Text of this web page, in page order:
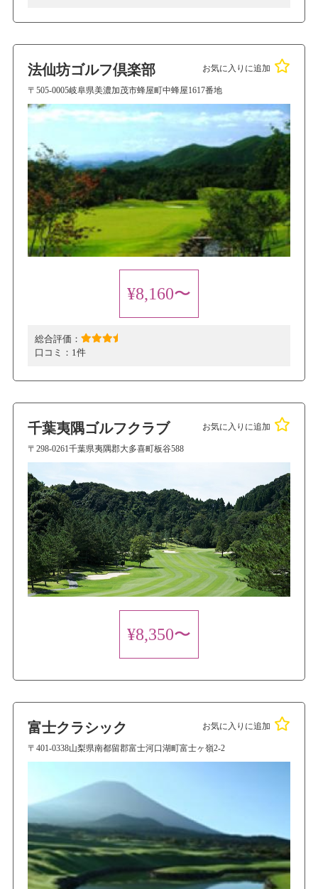
法仙坊ゴルフ倶楽部
〒505-0005岐阜県美濃加茂市蜂屋町中蜂屋1617番地
¥8,160〜
総合評価：
口コミ： 1件
お気に入りに追加
千葉夷隅ゴルフクラブ
〒298-0261千葉県夷隅郡大多喜町板谷588
¥8,350〜
お気に入りに追加
富士クラシック
〒401-0338山梨県南都留郡富士河口湖町富士ヶ嶺2-2
お気に入りに追加